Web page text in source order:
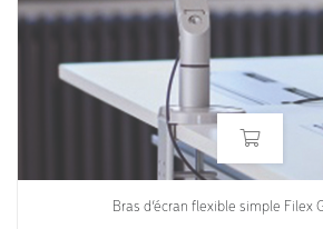
Bras d’écran flexible simple Filex